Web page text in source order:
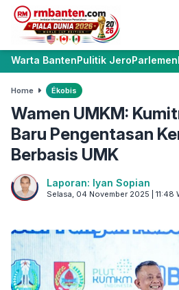
Warta BantenPulitik JeroParlemen
Home Ékobis
Wamen UMKM:
Baru Pengentasan
Berbasis UMK
Laporan: Iyan Sopian
Selasa, 04 November 2025 | 11:48